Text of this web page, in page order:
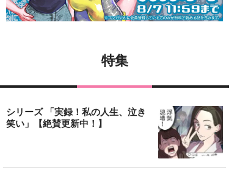
特集
シリーズ 「実録！私の人生、泣き
笑い」【絶賛更新中！】